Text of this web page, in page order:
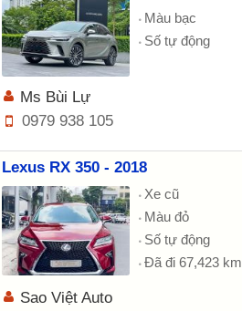
Màu bạc
Số tự động
Ms Bùi Lự
0979 938 105
Lexus RX 350 - 2018
Xe cũ
Màu đỏ
Số tự động
Đã đi 67,423 km
Sao Việt Auto